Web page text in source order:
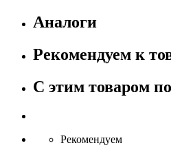
Аналоги
Рекомендуем к
С этим товаром
Рекомендуем